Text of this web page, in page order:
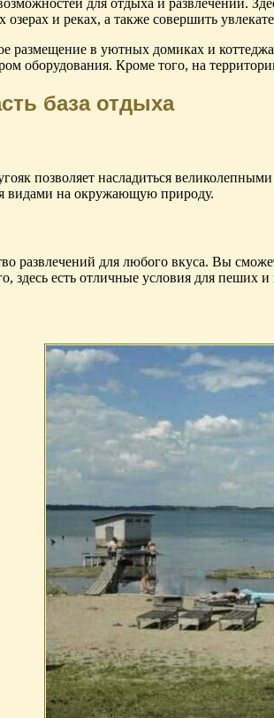
для отдыха и
и реках, а также совершить
размещение в уютных домиках и
оборудования. Кроме того, на
база отдыха
позволяет насладиться
видами на окружающую природу.
развлечений для любого вкуса. Вы
здесь есть отличные условия для пеших